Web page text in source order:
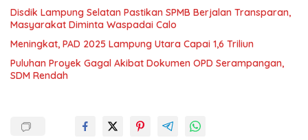
Disdik Lampung Selatan Pastikan SPMB Berjalan Transparan,
Masyarakat Diminta Waspadai Calo
Meningkat, PAD 2025 Lampung Utara Capai 1,6 Triliun
Puluhan Proyek Gagal Akibat Dokumen OPD Serampangan,
SDM Rendah